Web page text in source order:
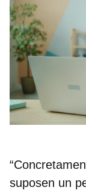
suposen un